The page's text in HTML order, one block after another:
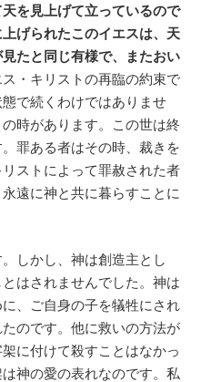
を見上げて立っているので
げられたこのイエスは、天
たと同じ有様で、またおい
・キリストの再臨の約束で
で続くわけではありませ
時があります。この世は終
罪ある者はその時、裁きを
ストによって罪赦された者
遠に神と共に暮らすことに
しかし、神は創造主とし
はされませんでした。神は
、ご自身の子を犠牲にされ
のです。他に救いの方法が
に付けて殺すことはなかっ
神の愛の表れなのです。私